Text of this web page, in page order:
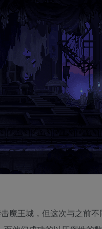
魔王城，但这次与之前